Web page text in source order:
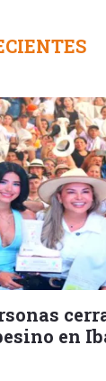
en